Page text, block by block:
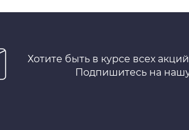
Хотите быть в курсе всех
Подпишитесь на